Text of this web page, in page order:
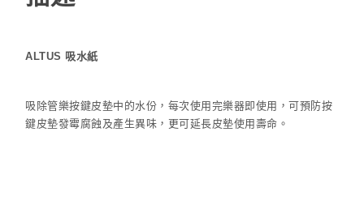
ALTUS 吸水紙
吸除管樂按鍵皮墊中的水份，每次使用完樂器即使用，可預防按
鍵皮墊發霉腐蝕及產生異味，更可延長皮墊使用壽命。